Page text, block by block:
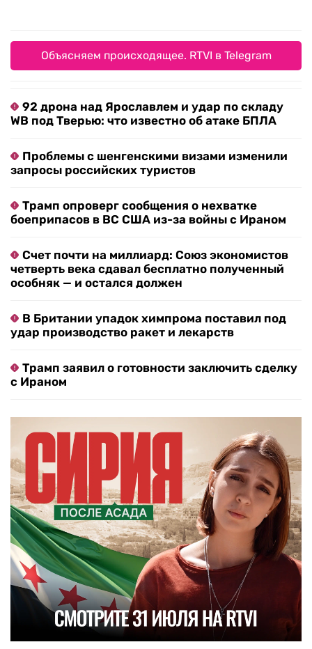
Объясняем происходящее. RTVI в Telegram
92 дрона над Ярославлем и удар по складу
WB под Тверью: что известно об атаке БПЛА
Проблемы с шенгенскими визами изменили
запросы российских туристов
Трамп опроверг сообщения о нехватке
боеприпасов в ВС США из-за войны с Ираном
Счет почти на миллиард: Союз экономистов
четверть века сдавал бесплатно полученный
особняк — и остался должен
В Британии упадок химпрома поставил под
удар производство ракет и лекарств
Трамп заявил о готовности заключить сделку
с Ираном